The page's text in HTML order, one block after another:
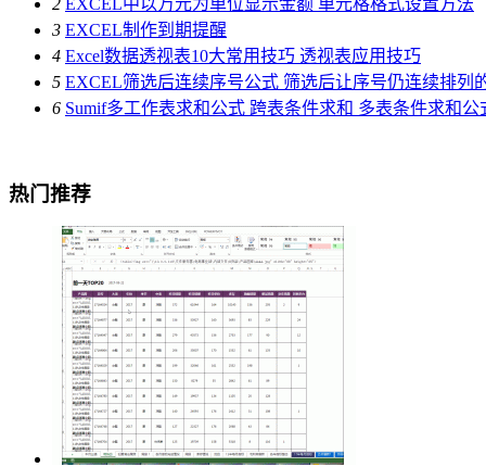
2 EXCEL中以万元为单位显示金额 单元格格式设置方法
3 EXCEL制作到期提醒
4 Excel数据透视表10大常用技巧 透视表应用技巧
5 EXCEL筛选后连续序号公式 筛选后让序号仍连续排列
6 Sumif多工作表求和公式 跨表条件求和 多表条件求和公
热门推荐